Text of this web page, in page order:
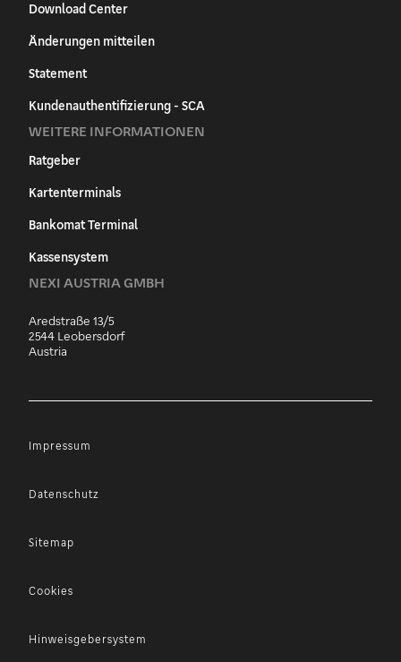
Download Center
Änderungen mitteilen
Statement
Kundenauthentifizierung - SCA
WEITERE INFORMATIONEN
Ratgeber
Kartenterminals
Bankomat Terminal
Kassensystem
NEXI AUSTRIA GMBH
Aredstraße 13/5
2544 Leobersdorf
Austria
Impressum
Datenschutz
Sitemap
Cookies
Hinweisgebersystem